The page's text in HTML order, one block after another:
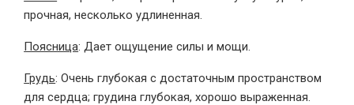
прочная, несколько удлиненная.
Поясница: Дает ощущение силы и мощи.
Грудь: Очень глубокая с достаточным пространством
для сердца; грудина глубокая, хорошо выраженная.